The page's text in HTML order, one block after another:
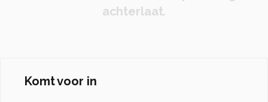
achterlaat.
Komt voor in